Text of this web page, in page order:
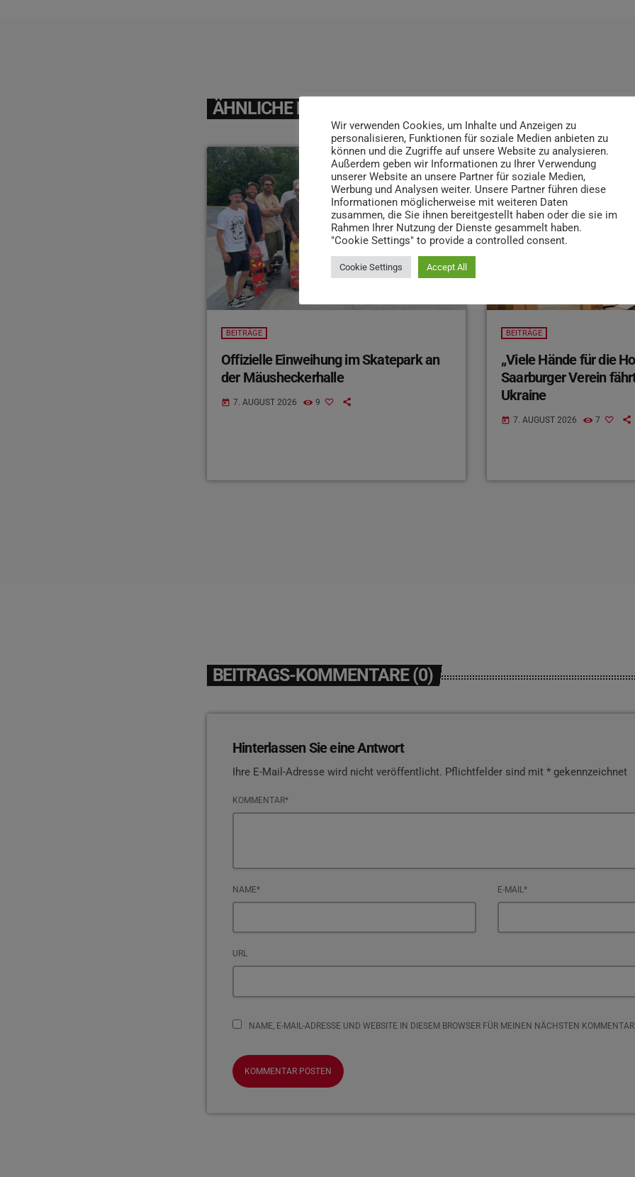
ÄHNLICHE BEITRÄGE
insert_link
BEITRÄGE
Offizielle Einweihung im Skatepark an
der Mäusheckerhalle
today 7. AUGUST 2026 9
BEITRÄGE
„Viele Hände für die
Saarburger Verein
Ukraine
today 7. AUGUST 2026 7
BEITRAGS-KOMMENTARE (0)
Hinterlassen Sie eine Antwort
Ihre E-Mail-Adresse wird nicht veröffentlicht. Pflichtfelder sind mit * gekennzeichnet
KOMMENTAR*
NAME* E-MAIL*
URL
NAME, E-MAIL-ADRESSE UND WEBSITE IN DIESEM BROWSER FÜR MEINEN NÄCHSTEN
Wir verwenden Cookies, um Inhalte und Anzeigen zu
personalisieren, Funktionen für soziale Medien anbieten zu
können und die Zugriffe auf unsere Website zu analysieren.
Außerdem geben wir Informationen zu Ihrer Verwendung
unserer Website an unsere Partner für soziale Medien,
Werbung und Analysen weiter. Unsere Partner führen diese
Informationen möglicherweise mit weiteren Daten
zusammen, die Sie ihnen bereitgestellt haben oder die sie im
Rahmen Ihrer Nutzung der Dienste gesammelt haben.
"Cookie Settings" to provide a controlled consent.
Cookie Settings Accept All